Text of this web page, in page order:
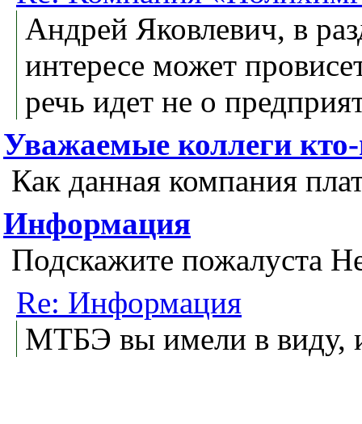
Андрей Яковлевич, в
интересе может
речь идет не о
Уважаемые коллеги
Как данная компания
Информация
Подскажите пожалуста
Re: Информация
МТБЭ вы имели в виду,